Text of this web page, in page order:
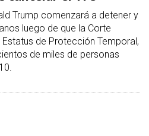
Trump comenzará a detener y
luego de que la Corte
de Protección Temporal,
de miles de personas